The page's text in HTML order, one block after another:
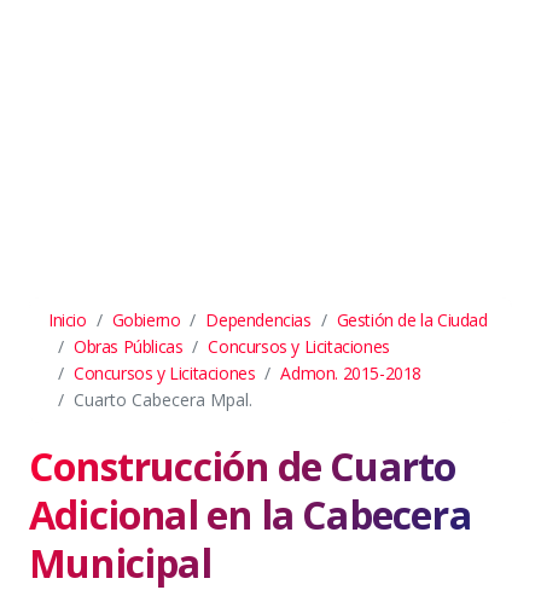
Inicio Gobierno Dependencias
Gestión de la Ciudad
Obras Públicas
Concursos y Licitaciones
Concursos y Licitaciones
Admon. 2015-2018
Cuarto Cabecera Mpal.
Construcción de Cuarto
Adicional en la Cabecera
Municipal